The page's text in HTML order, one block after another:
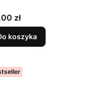
zł
koszyka